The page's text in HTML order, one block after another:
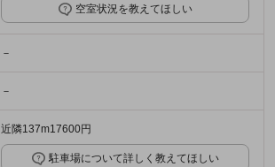
空室状況を教えてほしい
－
－
近隣137m17600円
駐車場について詳しく教えてほしい